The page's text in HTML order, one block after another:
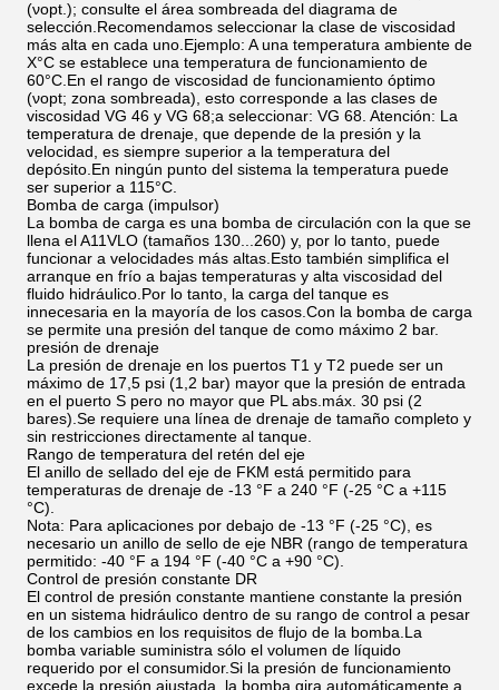
(νopt.); consulte el área sombreada del diagrama de
selección.Recomendamos seleccionar la clase de viscosidad
más alta en cada uno.Ejemplo: A una temperatura ambiente de
X°C se establece una temperatura de funcionamiento de
60°C.En el rango de viscosidad de funcionamiento óptimo
(νopt; zona sombreada), esto corresponde a las clases de
viscosidad VG 46 y VG 68;a seleccionar: VG 68. Atención: La
temperatura de drenaje, que depende de la presión y la
velocidad, es siempre superior a la temperatura del
depósito.En ningún punto del sistema la temperatura puede
ser superior a 115°C.
Bomba de carga (impulsor)
La bomba de carga es una bomba de circulación con la que se
llena el A11VLO (tamaños 130...260) y, por lo tanto, puede
funcionar a velocidades más altas.Esto también simplifica el
arranque en frío a bajas temperaturas y alta viscosidad del
fluido hidráulico.Por lo tanto, la carga del tanque es
innecesaria en la mayoría de los casos.Con la bomba de carga
se permite una presión del tanque de como máximo 2 bar.
presión de drenaje
La presión de drenaje en los puertos T1 y T2 puede ser un
máximo de 17,5 psi (1,2 bar) mayor que la presión de entrada
en el puerto S pero no mayor que PL abs.máx. 30 psi (2
bares).Se requiere una línea de drenaje de tamaño completo y
sin restricciones directamente al tanque.
Rango de temperatura del retén del eje
El anillo de sellado del eje de FKM está permitido para
temperaturas de drenaje de -13 °F a 240 °F (-25 °C a +115
°C).
Nota: Para aplicaciones por debajo de -13 °F (-25 °C), es
necesario un anillo de sello de eje NBR (rango de temperatura
permitido: -40 °F a 194 °F (-40 °C a +90 °C).
Control de presión constante DR
El control de presión constante mantiene constante la presión
en un sistema hidráulico dentro de su rango de control a pesar
de los cambios en los requisitos de flujo de la bomba.La
bomba variable suministra sólo el volumen de líquido
requerido por el consumidor.Si la presión de funcionamiento
excede la presión ajustada, la bomba gira automáticamente a